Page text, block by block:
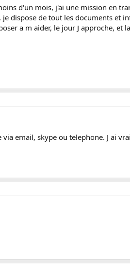
d'un mois, j'ai une mission en
dispose de tout les documents et
a m aider, le jour J approche, et
email, skype ou telephone. J ai